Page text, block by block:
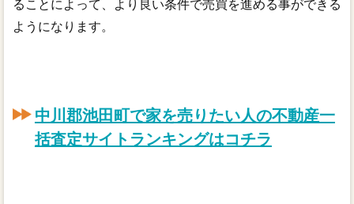
ることによって、より良い条件で売買を進める事ができる
ようになります。
中川郡池田町で家を売りたい人の不動産一
括査定サイトランキングはコチラ